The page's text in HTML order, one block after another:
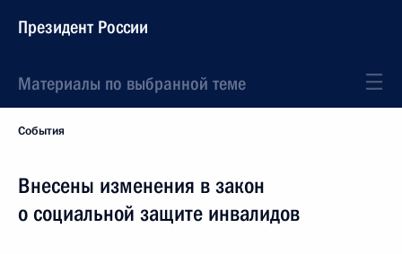
Президент России
Материалы по выбранной теме
События
Внесены изменения в закон
о социальной защите инвалидов